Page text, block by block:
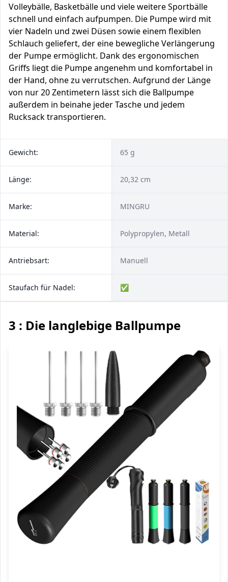
Volleybälle, Basketbälle und viele weitere Sportbälle
schnell und einfach aufpumpen. Die Pumpe wird mit
vier Nadeln und zwei Düsen sowie einem flexiblen
Schlauch geliefert, der eine bewegliche Verlängerung
der Pumpe ermöglicht. Dank des ergonomischen
Griffs liegt die Pumpe angenehm und komfortabel in
der Hand, ohne zu verrutschen. Aufgrund der Länge
von nur 20 Zentimetern lässt sich die Ballpumpe
außerdem in beinahe jeder Tasche und jedem
Rucksack transportieren.
Gewicht: 65 g
Länge: 20,32 cm
Marke: MINGRU
Material: Polypropylen, Metall
Antriebsart: Manuell
Staufach für Nadel: ✅
3 : Die langlebige Ballpumpe